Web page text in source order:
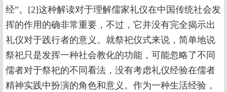
经”。[2]这种解读对于理解儒家礼仪在中国传统社会发
挥的作用的确非常重要，不过，它并没有完全揭示出
礼仪对于践行者的意义。就祭祀仪式来说，简单地说
祭祀只是发挥一种社会教化的功能，可能忽略了不同
儒者对于祭祀的不同看法，没有考虑礼仪经验在儒者
精神实践中扮演的角色和意义。作为一种生活经验，